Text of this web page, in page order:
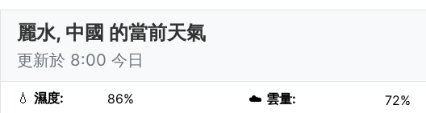
麗水, 中國 的當前天氣
更新於 8:00 今日
💧 濕度: 86% ☁️ 雲量: 72%